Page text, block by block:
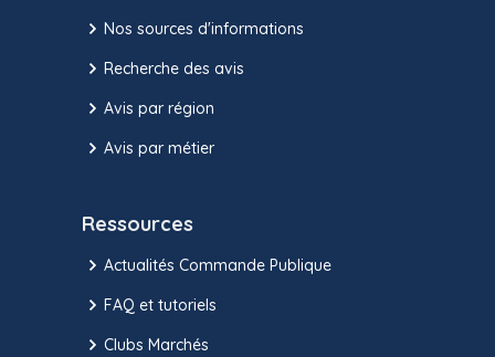
Nos sources d'informations
Recherche des avis
Avis par région
Avis par métier
Ressources
Actualités Commande Publique
FAQ et tutoriels
Clubs Marchés